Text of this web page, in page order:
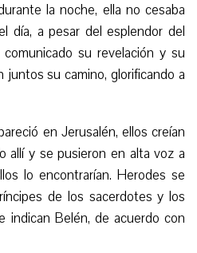
la noche, ella no cesaba
día, a pesar del esplendor del
su revelación y su
juntos su camino, glorificando a
en Jerusalén, ellos creían
allí y se pusieron en alta voz a
lo encontrarían. Herodes se
de los sacerdotes y los
indican Belén, de acuerdo con